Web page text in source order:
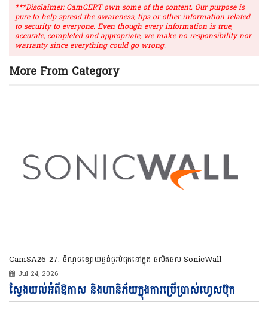
***Disclaimer: CamCERT own some of the content. Our purpose is
pure to help spread the awareness, tips or other information related
to security to everyone. Even though every information is true,
accurate, completed and appropriate, we make no responsibility nor
warranty since everything could go wrong.
More From Category
CamSA26-27: ចំណុចខ្សោយធ្ងន់ធ្ងរបំផុតនៅក្នុង ផលិតផល SonicWall
Jul 24, 2026
ស្វែងយល់អំពីឱកាស និងហានិភ័យក្នុងការប្រើប្រាស់ហ្វេសប៊ុក